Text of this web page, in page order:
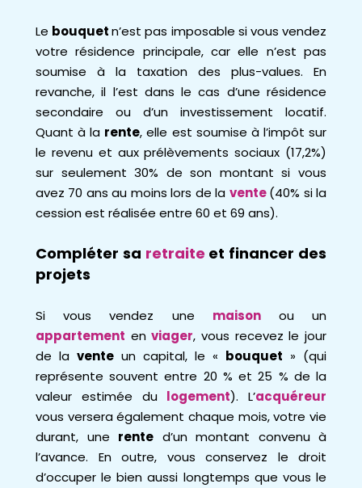
Le bouquetn’est pas imposable si vous vendez
votre résidence principale, car elle n’est pas
soumise à la taxation des plus-values. En
revanche, il l’est dans le cas d’une résidence
secondaire ou d’un investissement locatif.
Quant à la rente, elle est soumise à l’impôt sur
le revenu et aux prélèvements sociaux (17,2%)
sur seulement 30% de son montant si vous
avez 70 ans au moins lors de la vente (40% si la
cession est réalisée entre 60 et 69 ans).
Compléter sa retraite et financer des
projets
Si vous vendez une maison
ou un
appartement enviager, vous recevez le jour
de la vente un capital, le « bouquet » (qui
représente souvent entre 20 % et 25 % de la
valeur estimée du logement). L’acquéreur
vous versera également chaque mois, votre vie
durant, une rente d’un montant convenu à
l’avance. En outre, vous conservez le droit
d’occuper le bien aussi longtemps que vous le